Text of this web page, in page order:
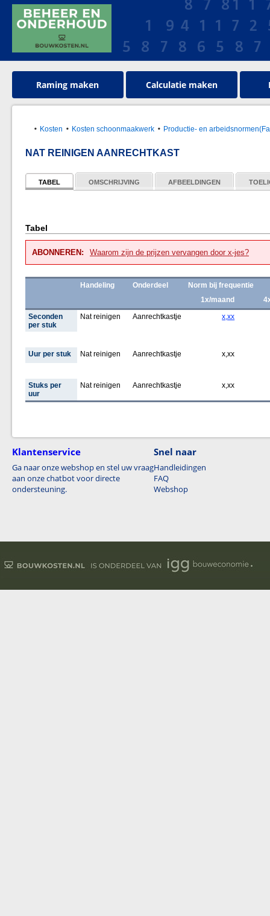
Raming maken Calculatie maken
Kosten Kosten schoonmaakwerk Productie- en
NAT REINIGEN AANRECHTKAST
TABEL OMSCHRIJVING AFBEELDINGEN
Tabel
ABONNEREN: Waarom zijn de prijzen vervangen door x-jes?
Handeling Onderdeel
Norm bij frequentie
1x/maand
Seconden
per stuk
Nat reinigen Aanrechtkastje x,xx
Uur per stuk Nat reinigen Aanrechtkastje x,xx
Stuks per
uur
Nat reinigen Aanrechtkastje x,xx
Klantenservice
Ga naar onze webshop en stel uw vraag
aan onze chatbot voor directe
ondersteuning.
Snel naar
Handleidingen
FAQ
Webshop